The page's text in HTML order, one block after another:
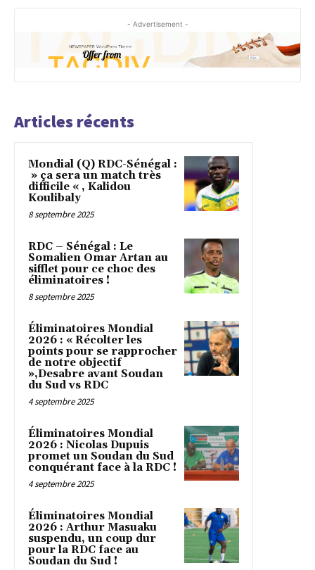
- Advertisement -
Articles récents
Mondial (Q) RDC-Sénégal :
» ça sera un match très
difficile « , Kalidou
Koulibaly
8 septembre 2025
RDC – Sénégal : Le
Somalien Omar Artan au
sifflet pour ce choc des
éliminatoires !
8 septembre 2025
Éliminatoires Mondial
2026 : « Récolter les
points pour se rapprocher
de notre objectif
»,Desabre avant Soudan
du Sud vs RDC
4 septembre 2025
Éliminatoires Mondial
2026 : Nicolas Dupuis
promet un Soudan du Sud
conquérant face à la RDC !
4 septembre 2025
Éliminatoires Mondial
2026 : Arthur Masuaku
suspendu, un coup dur
pour la RDC face au
Soudan du Sud !